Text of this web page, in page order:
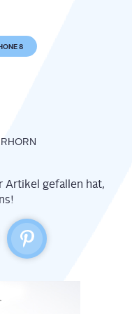
8
Artikel gefallen hat,